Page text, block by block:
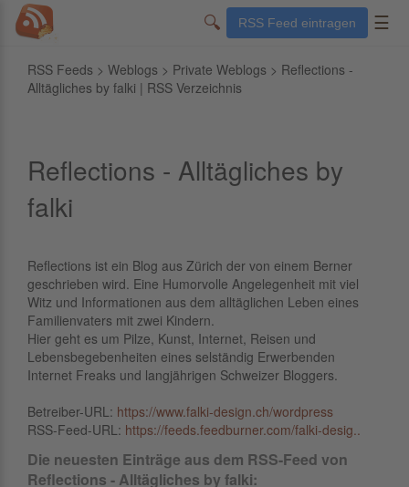
🔍 RSS Feed eintragen ☰
RSS Feeds > Weblogs > Private Weblogs > Reflections -
Alltägliches by falki | RSS Verzeichnis
Reflections - Alltägliches by
falki
Reflections ist ein Blog aus Zürich der von einem Berner
geschrieben wird. Eine Humorvolle Angelegenheit mit viel
Witz und Informationen aus dem alltäglichen Leben eines
Familienvaters mit zwei Kindern.
Hier geht es um Pilze, Kunst, Internet, Reisen und
Lebensbegebenheiten eines selständig Erwerbenden
Internet Freaks und langjährigen Schweizer Bloggers.
Betreiber-URL: https://www.falki-design.ch/wordpress
RSS-Feed-URL: https://feeds.feedburner.com/falki-desig..
Die neuesten Einträge aus dem RSS-Feed von
Reflections - Alltägliches by falki: